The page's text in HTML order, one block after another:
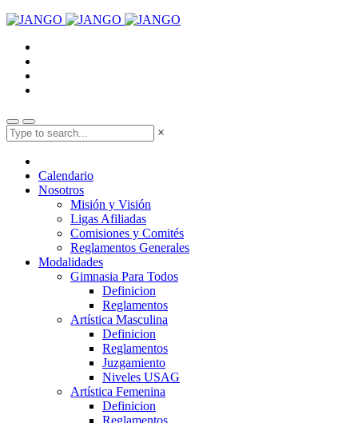
×
Calendario
Nosotros
Misión y Visión
Ligas Afiliadas
Comisiones y Comités
Reglamentos Generales
Modalidades
Gimnasia Para Todos
Definicion
Reglamentos
Artística Masculina
Definicion
Reglamentos
Juzgamiento
Niveles USAG
Artística Femenina
Definicion
Reglamentos